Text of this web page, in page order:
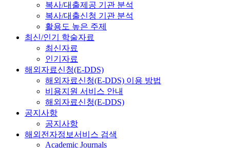
복사/대출제공 기관 분석
복사/대출신청 기관 분석
활용도 높은 주제
최신/인기 학술자료
최신자료
인기자료
해외자료신청(E-DDS)
해외자료신청(E-DDS) 이용 방법
비용지원 서비스 안내
해외자료신청(E-DDS)
공지사항
공지사항
해외전자정보서비스 검색
Academic Journals